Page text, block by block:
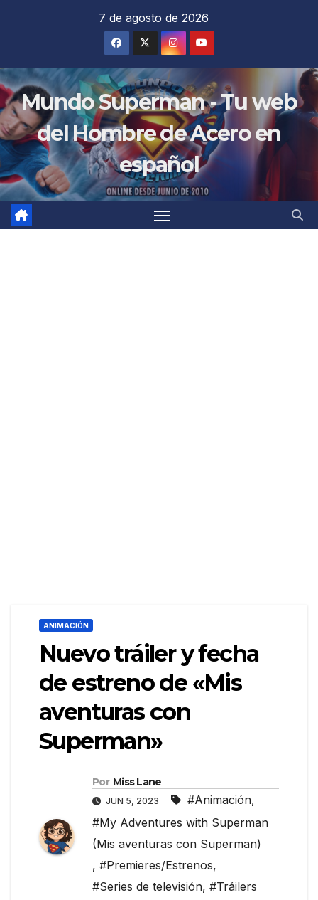
7 de agosto de 2026
Mundo Superman - Tu web
del Hombre de Acero en
español
ANIMACIÓN
Nuevo tráiler y fecha
de estreno de «Mis
aventuras con
Superman»
Por Miss Lane
JUN 5, 2023 #Animación,
#My Adventures with Superman
(Mis aventuras con Superman)
, #Premieres/Estrenos,
#Series de televisión, #Tráilers